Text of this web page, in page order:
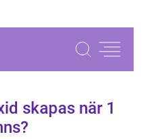
skapas när 1